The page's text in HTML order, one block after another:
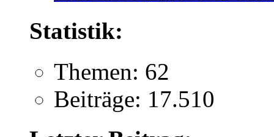
Statistik:
Themen: 62
Beiträge: 17.510